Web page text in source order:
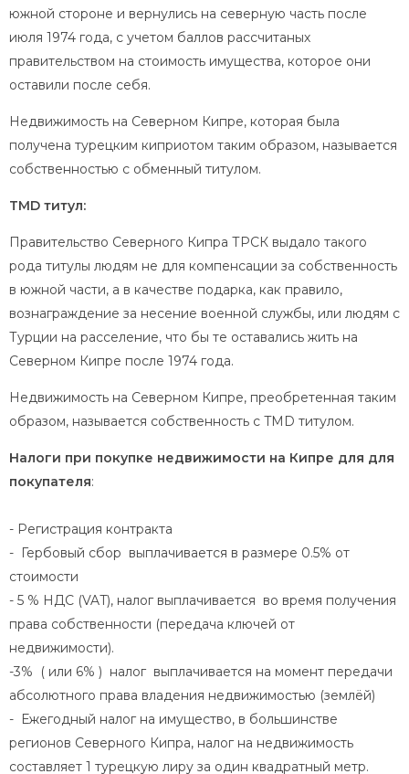
южной стороне и вернулись на северную часть после
июля 1974 года, с учетом баллов рассчитаных
правительством на стоимость имущества, которое они
оставили после себя.
Недвижимость на Северном Кипре, которая была
получена турецким киприотом таким образом, называется
собственностью с обменный титулом.
TMD титул:
Правительство Северного Кипра ТРСК выдало такого
рода титулы людям не для компенсации за собственность
в южной части, а в качестве подарка, как правило,
вознаграждение за несение военной службы, или людям с
Турции на расселение, что бы те оставались жить на
Северном Кипре после 1974 года.
Недвижимость на Северном Кипре, преобретенная таким
образом, называется собственность с TMD титулом.
Налоги при покупке недвижимости на Кипре для для
покупателя:
- Регистрация контракта
- Гербовый сбор выплачивается в размере 0.5% от
стоимости
- 5 % НДС (VAT), налог выплачивается во время получения
права собственности (передача ключей от
недвижимости).
-3% ( или 6% ) налог выплачивается на момент передачи
абсолютного права владения недвижимостью (землёй)
- Ежегодный налог на имущество, в большинстве
регионов Северного Кипра, налог на недвижимость
составляет 1 турецкую лиру за один квадратный метр.